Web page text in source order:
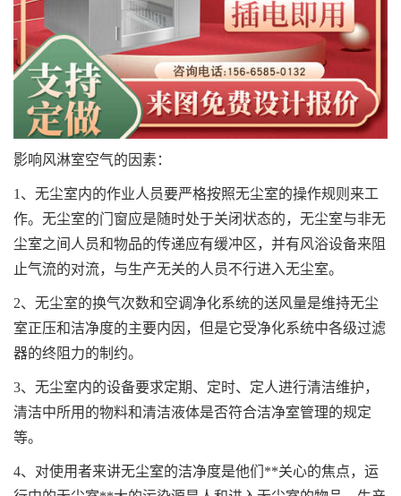
影响风淋室空气的因素：
1、无尘室内的作业人员要严格按照无尘室的操作规则来工
作。无尘室的门窗应是随时处于关闭状态的，无尘室与非无
尘室之间人员和物品的传递应有缓冲区，并有风浴设备来阻
止气流的对流，与生产无关的人员不行进入无尘室。
2、无尘室的换气次数和空调净化系统的送风量是维持无尘
室正压和洁净度的主要内因，但是它受净化系统中各级过滤
器的终阻力的制约。
3、无尘室内的设备要求定期、定时、定人进行清洁维护，
清洁中所用的物料和清洁液体是否符合洁净室管理的规定
等。
4、对使用者来讲无尘室的洁净度是他们**关心的焦点，运